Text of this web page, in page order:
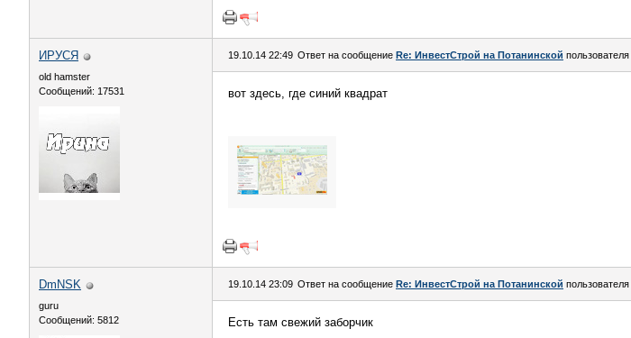
ИРУСЯ
old hamster
Сообщений: 17531
19.10.14 22:49 Ответ на сообщение Re: ИнвестСтрой на Потанинской пользователя
вот здесь, где синий квадрат
DmNSK
guru
Сообщений: 5812
19.10.14 23:09 Ответ на сообщение Re: ИнвестСтрой на Потанинской пользователя
Есть там свежий заборчик